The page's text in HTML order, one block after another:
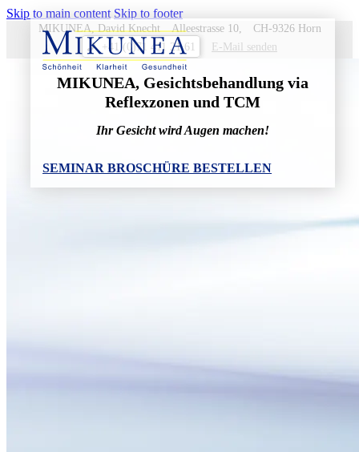
Skip to main content Skip to footer
MIKUNEA, David Knecht Alleestrasse 10, CH-9326 Horn
p +41 (0)71 411 21 61 nednes liaM-E
MIKUNEA, Gesichts­behand­lung via
Reflexzonen und TCM
Ihr Gesicht wird Augen machen!
SEMINAR BROSCHÜRE BESTELLEN